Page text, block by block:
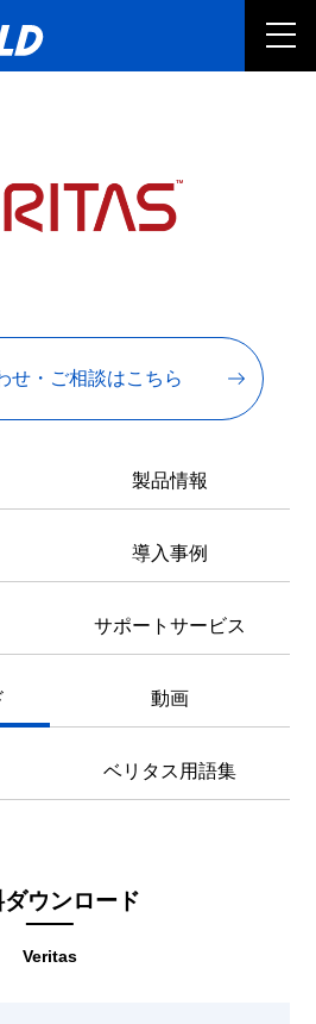
せ・ご相談はこちら
製品情報
導入事例
サポートサービス
動画
ベリタス用語集
Veritas
ダウンロード